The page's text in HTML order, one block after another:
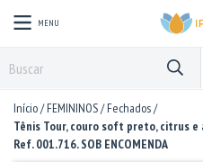
MENU
Início/FEMININOS/Fechados/
Tênis Tour, couro soft preto, citrus
Ref. 001.716. SOB ENCOMENDA